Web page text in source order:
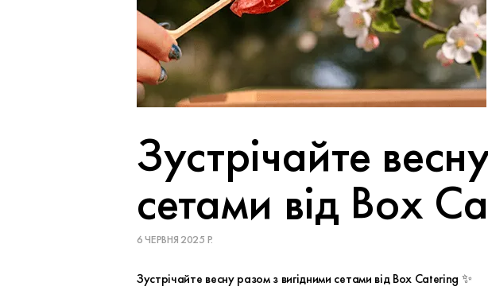
Зустрічайте
сетами від Box
6 ЧЕРВНЯ 2025 Р.
Зустрічайте весну разом з вигідними сетами від Box Catering ✨